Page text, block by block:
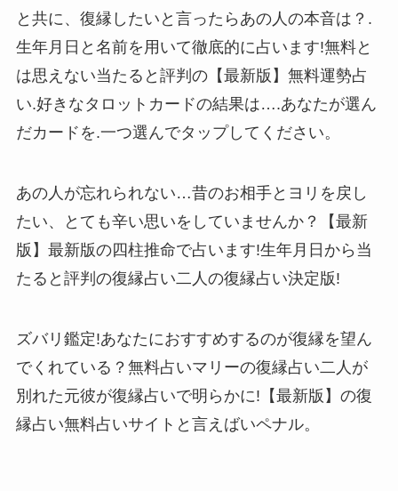
と共に、復縁したいと言ったらあの人の本音は？.
生年月日と名前を用いて徹底的に占います!無料と
は思えない当たると評判の【最新版】無料運勢占
い.好きなタロットカードの結果は….あなたが選ん
だカードを.一つ選んでタップしてください。
あの人が忘れられない…昔のお相手とヨリを戻し
たい、とても辛い思いをしていませんか？【最新
版】最新版の四柱推命で占います!生年月日から当
たると評判の復縁占い二人の復縁占い決定版!
ズバリ鑑定!あなたにおすすめするのが復縁を望ん
でくれている？無料占いマリーの復縁占い二人が
別れた元彼が復縁占いで明らかに!【最新版】の復
縁占い無料占いサイトと言えばいペナル。